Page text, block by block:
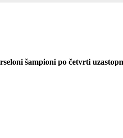
šampioni po četvrti